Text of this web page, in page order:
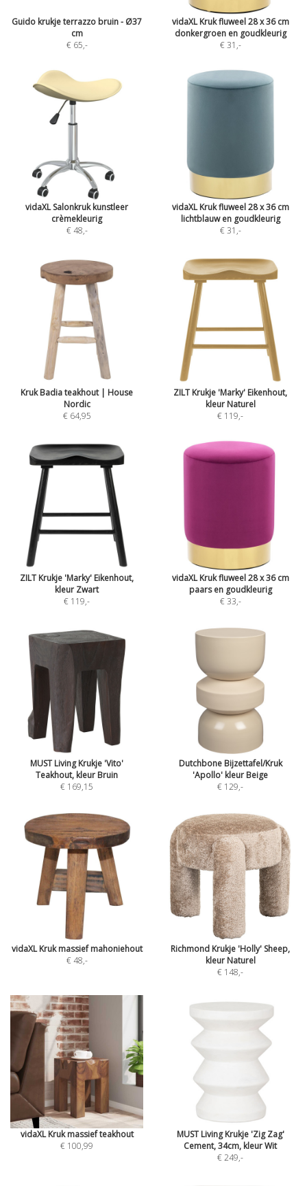
Guido krukje terrazzo bruin - Ø37
cm
€ 65,-
vidaXL Kruk fluweel 28 x 36 cm
donkergroen en goudkleurig
€ 31 ,-
vidaXL Salonkruk kunstleer
crèmekleurig
€ 48,-
vidaXL Kruk fluweel 28 x 36 cm
lichtblauw en goudkleurig
€ 31 ,-
Kruk Badia teakhout | House
Nordic
€ 64,95
ZILT Krukje 'Marky' Eikenhout,
kleur Naturel
€ 119,-
ZILT Krukje 'Marky' Eikenhout,
kleur Zwart
€ 119,-
vidaXL Kruk fluweel 28 x 36 cm
paars en goudkleurig
€ 33,-
MUST Living Krukje 'Vito'
Teakhout, kleur Bruin
€ 169,15
Dutchbone Bijzettafel/Kruk
'Apollo' kleur Beige
€ 129,-
vidaXL Kruk massief mahoniehout
€ 48,-
Richmond Krukje 'Holly' Sheep,
kleur Naturel
€ 148,-
vidaXL Kruk massief teakhout
€ 100,99
MUST Living Krukje 'Zig Zag'
Cement, 34cm, kleur Wit
€ 249,-